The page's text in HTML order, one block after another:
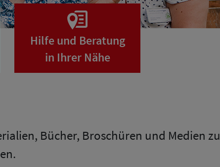
Hilfe und Beratung
in Ihrer Nähe
Bücher, Broschüren und Medien zu